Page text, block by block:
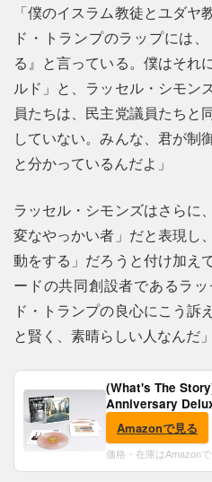
「僕のイスラム教徒とユダ
ド・トランプのラップには
る』と言っている。僕はそれ
ルド」と、ラッセル・シモン
員たちは、民主党議員たちと
していない。みんな、君が制
と分かっているんだよ」
ラッセル・シモンズはさらに
変なやっかい者」だと表現し
動をする」だろうと付け加え
ードの共同創設者であるラ
ド・トランプの良心にこう訴
と賢く、素晴らしい人なんだ」
(What's The
Anniversary
Vinyl) [Analog]
Amazonで見る
価格・在庫はAmazon